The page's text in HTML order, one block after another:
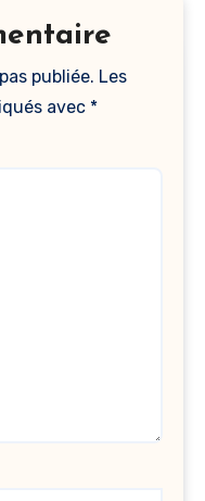
publiée. Les
avec *